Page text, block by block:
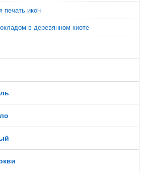
печать икон
в деревянном киоте